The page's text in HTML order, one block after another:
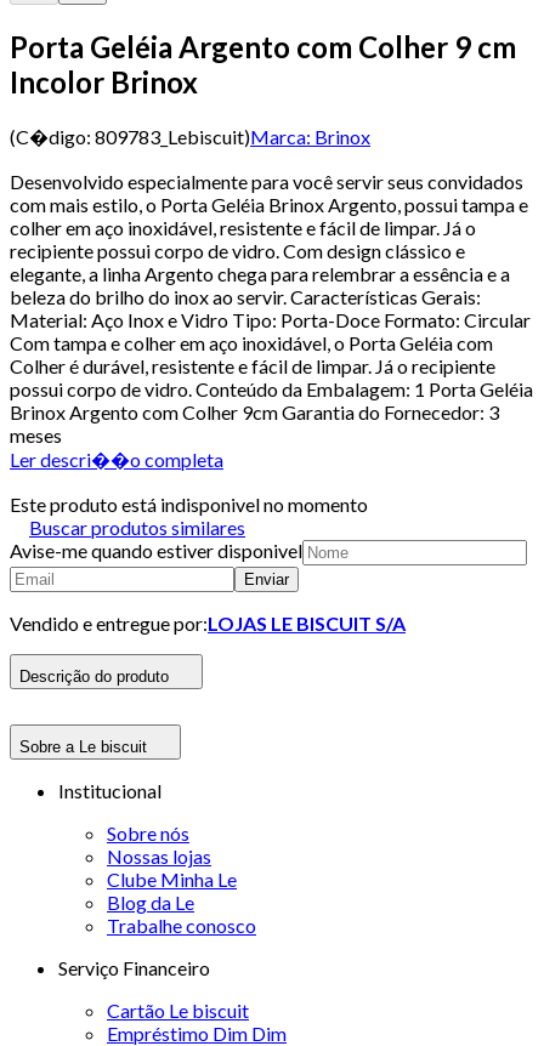
Porta Geléia Argento com Colher 9 cm
Incolor Brinox
(C�digo: 809783_Lebiscuit)Marca: Brinox
Desenvolvido especialmente para você servir seus convidados
com mais estilo, o Porta Geléia Brinox Argento, possui tampa e
colher em aço inoxidável, resistente e fácil de limpar. Já o
recipiente possui corpo de vidro. Com design clássico e
elegante, a linha Argento chega para relembrar a essência e a
beleza do brilho do inox ao servir. Características Gerais:
Material: Aço Inox e Vidro Tipo: Porta-Doce Formato: Circular
Com tampa e colher em aço inoxidável, o Porta Geléia com
Colher é durável, resistente e fácil de limpar. Já o recipiente
possui corpo de vidro. Conteúdo da Embalagem: 1 Porta Geléia
Brinox Argento com Colher 9cm Garantia do Fornecedor: 3
meses
Ler descri��o completa
Este produto está indisponivel no momento
Buscar produtos similares
Avise-me quando estiver disponivel
Enviar
Vendido e entregue por:LOJAS LE BISCUIT S/A
Descrição do produto
Sobre a Le biscuit
Institucional
Sobre nós
Nossas lojas
Clube Minha Le
Blog da Le
Trabalhe conosco
Serviço Financeiro
Cartão Le biscuit
Empréstimo Dim Dim